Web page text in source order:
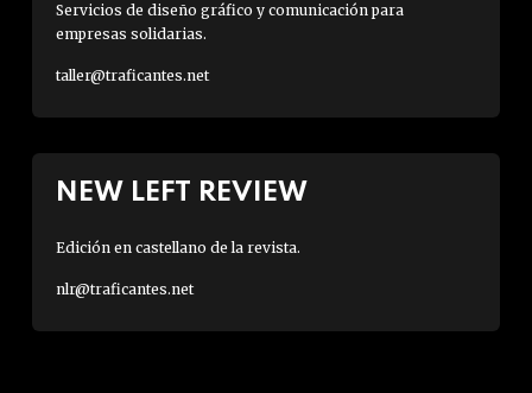
Servicios de diseño gráfico y comunicación para
empresas solidarias.
taller@traficantes.net
NEW LEFT REVIEW
Edición en castellano de la revista.
nlr@traficantes.net